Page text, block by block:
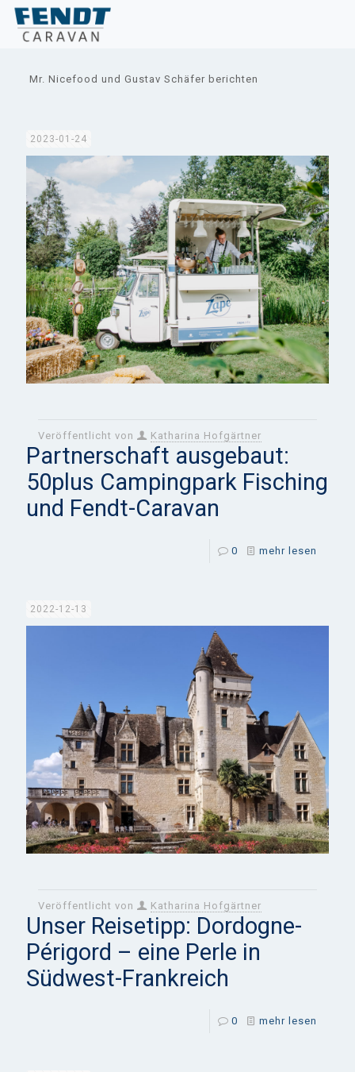
Mr. Nicefood und Gustav Schäfer berichten
2023-01-24
Veröffentlicht von Katharina Hofgärtner
Partnerschaft ausgebaut:
50plus Campingpark Fisching
und Fendt-Caravan
0 mehr lesen
2022-12-13
Veröffentlicht von Katharina Hofgärtner
Unser Reisetipp: Dordogne-
Périgord – eine Perle in
Südwest-Frankreich
0 mehr lesen